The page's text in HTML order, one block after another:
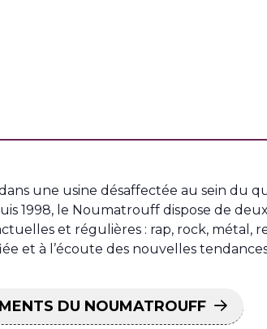
dans une usine désaffectée au sein du
1998, le Noumatrouff dispose de
et régulières : rap, rock, métal,
et à l’écoute des nouvelles
DU NOUMATROUFF